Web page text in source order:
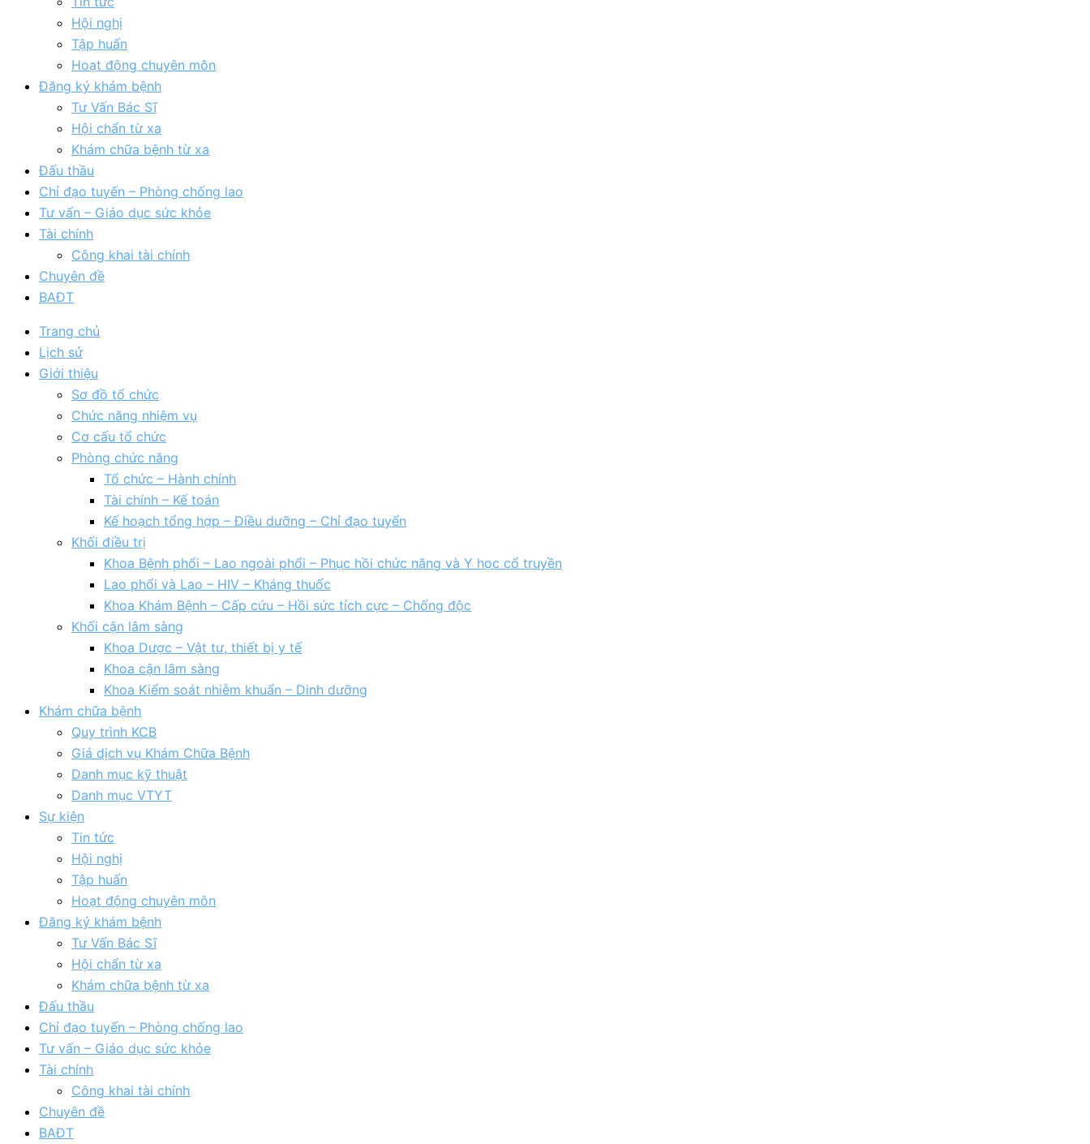
Hội nghị
Tập huấn
Hoạt động chuyên môn
Đăng ký khám bệnh
Tư Vấn Bác Sĩ
Hội chẩn từ xa
Khám chữa bệnh từ xa
Đấu thầu
Chỉ đạo tuyến – Phòng chống lao
Tư vấn – Giáo dục sức khỏe
Tài chính
Công khai tài chính
Chuyên đề
BAĐT
Trang chủ
Lịch sử
Giới thiệu
Sơ đồ tổ chức
Chức năng nhiệm vụ
Cơ cấu tổ chức
Phòng chức năng
Tổ chức – Hành chính
Tài chính – Kế toán
Kế hoạch tổng hợp – Điều dưỡng – Chỉ đạo tuyển
Khối điều trị
Khoa Bệnh phổi – Lao ngoài phổi – Phục hồi chức năng và Y học cổ truyền
Lao phổi và Lao – HIV – Kháng thuốc
Khoa Khám Bệnh – Cấp cứu – Hồi sức tích cực – Chống độc
Khối cận lâm sàng
Khoa Dược – Vật tư, thiết bị y tế
Khoa cận lâm sàng
Khoa Kiểm soát nhiễm khuẩn – Dinh dưỡng
Khám chữa bệnh
Quy trình KCB
Giá dịch vụ Khám Chữa Bệnh
Danh mục kỹ thuật
Danh mục VTYT
Sự kiện
Tin tức
Hội nghị
Tập huấn
Hoạt động chuyên môn
Đăng ký khám bệnh
Tư Vấn Bác Sĩ
Hội chẩn từ xa
Khám chữa bệnh từ xa
Đấu thầu
Chỉ đạo tuyến – Phòng chống lao
Tư vấn – Giáo dục sức khỏe
Tài chính
Công khai tài chính
Chuyên đề
BAĐT